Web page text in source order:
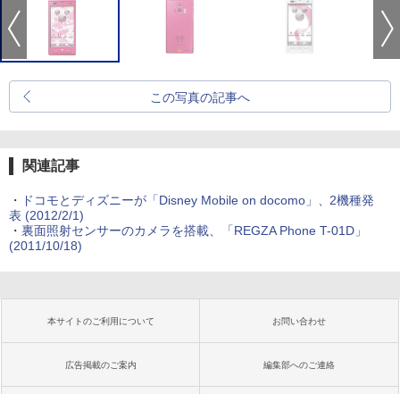
この写真の記事へ
関連記事
・
ドコモとディズニーが「Disney Mobile on docomo」、2機種発
表 (2012/2/1)
・ 裏面照射センサーのカメラを搭載、「REGZA Phone T-01D」
(2011/10/18)
本サイトのご利用について お問い合わせ
広告掲載のご案内 編集部へのご連絡